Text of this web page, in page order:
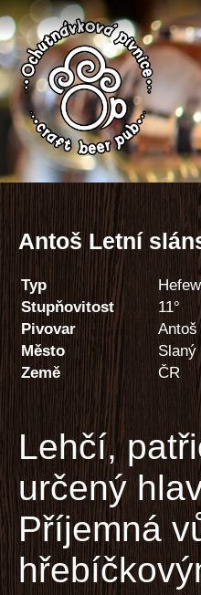
Antoš Letní
Typ
Stupňovitost
11°
Pivovar
Antoš
Město
Slaný
Země
ČR
Lehčí,
určený
Příjemná